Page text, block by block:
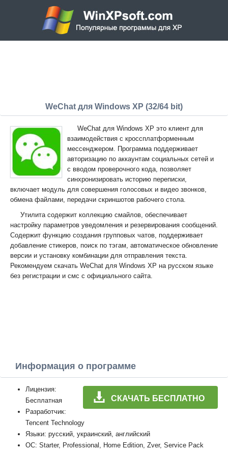
WeChat для Windows XP (32/64 bit)
WeChat для Windows XP это клиент для
взаимодействия с кроссплатформенным
мессенджером. Программа поддерживает
авторизацию по аккаунтам социальных сетей и
с вводом проверочного кода, позволяет
синхронизировать историю переписки,
включает модуль для совершения голосовых и видео звонков,
обмена файлами, передачи скриншотов рабочего стола.
Утилита содержит коллекцию смайлов, обеспечивает
настройку параметров уведомления и резервирования сообщений.
Содержит функцию создания групповых чатов, поддерживает
добавление стикеров, поиск по тэгам, автоматическое обновление
версии и установку комбинации для отправления текста.
Рекомендуем скачать WeChat для Windows XP на русском языке
без регистрации и смс с официального сайта.
Информация о программе
СКАЧАТЬ БЕСПЛАТНО
Лицензия:
Бесплатная
Разработчик:
Tencent Technology
Языки: русский, украинский, английский
ОС: Starter, Professional, Home Edition, Zver, Service Pack